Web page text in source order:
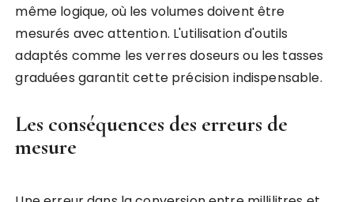
même logique, où les volumes doivent être
mesurés avec attention. L'utilisation d'outils
adaptés comme les verres doseurs ou les tasses
graduées garantit cette précision indispensable.
Les conséquences des erreurs de
mesure